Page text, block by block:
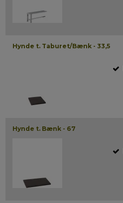
Hynde t. Taburet/Bænk - 33,5
Hynde t. Bænk - 67